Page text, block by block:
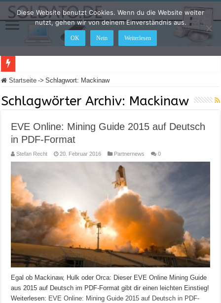
LEGO Star Wars: Die Skywalker Saga – Hier sind alle Cheat Codes für das Spiel
Startseite -> Schlagwort: Mackinaw
Schlagwörter Archiv: Mackinaw
EVE Online: Mining Guide 2015 auf Deutsch
in PDF-Format
Stefan Recht 20. Februar 2016 Partnernews 0
Egal ob Mackinaw, Hulk oder Orca: Dieser EVE Online Mining Guide
aus 2015 auf Deutsch im PDF-Format gibt dir einen leichten Einstieg!
Weiterlesen: EVE Online: Mining Guide 2015 auf Deutsch in PDF-
Diese Website benutzt Cookies. Wenn du die Website weiter
nutzt, gehen wir von deinem Einverständnis aus.
OK Nein Weiterlesen